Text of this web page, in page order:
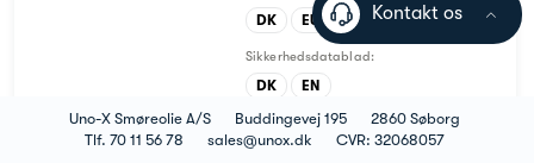
DK EU
Sikkerhedsdatablad:
DK EN
Uno-X Smøreolie A/S Buddingevej 195
2860 Søborg
Tlf. 70 11 56 78
sales@unox.dk CVR: 32068057
Kontakt os